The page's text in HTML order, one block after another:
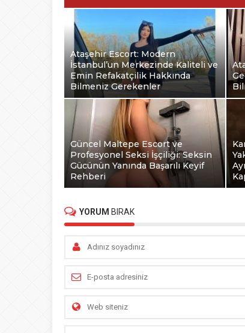
Ataşehir Escort: Modern
İstanbul’un Merkezinde Kaliteli ve
Emin Refakatçilik Hakkında
Bilmeniz Gerekenler
Güncel Maltepe Escort ve
Profesyonel Seksi İşçiliği: Seksin
Gücünün Yanında Başarılı Keyif
Rehberi
YORUM BIRAK